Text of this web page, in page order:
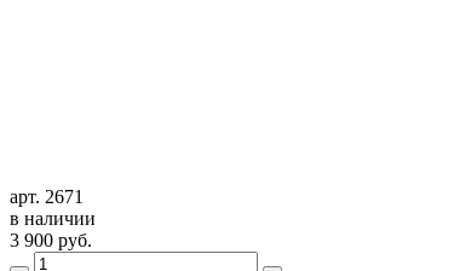
арт. 2671
в наличии
3 900 руб.